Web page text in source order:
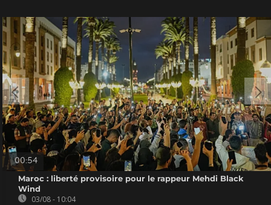
00:54
Maroc : liberté provisoire pour le rappeur Mehdi Black
Wind
03/08 - 10:04